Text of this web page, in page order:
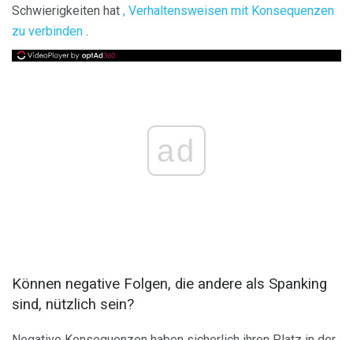
Schwierigkeiten hat , Verhaltensweisen mit Konsequenzen
zu verbinden .
ad
Können negative Folgen, die andere als Spanking
sind, nützlich sein?